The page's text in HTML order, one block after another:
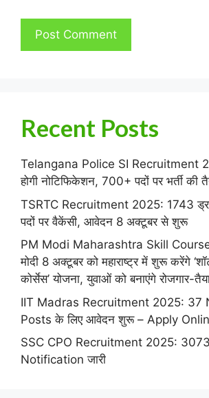
Recent Posts
Telangana Police SI Recruitment
होगी नोटिफिकेशन, 700+ पदों पर भर्ती की
TSRTC Recruitment 2025: 1743
पदों पर वैकेंसी, आवेदन 8 अक्टूबर से शुरू
PM Modi Maharashtra Skill
मोदी 8 अक्टूबर को महाराष्ट्र में शुरू करेंगे
कोर्सेस’ योजना, युवाओं को बनाएंगे रोजगार-
IIT Madras Recruitment 2025: 37
Posts के लिए आवेदन शुरू – Apply
SSC CPO Recruitment 2025:
Notification जारी